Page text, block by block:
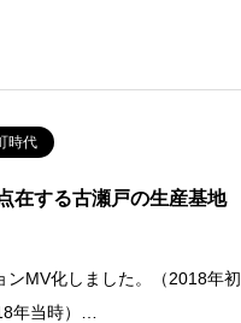
時代
在する古瀬戸の生産基地
MV化しました。（2018年初
年当時）…